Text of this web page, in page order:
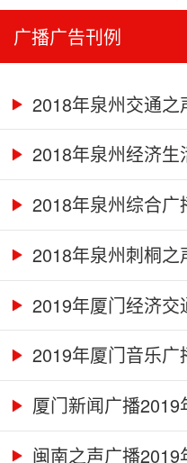
广播广告刊例
2018年泉州交通之
2018年泉州经济生
2018年泉州综合广
2018年泉州刺桐之
2019年厦门经济
2019年厦门音乐广
厦门新闻广播2019
闽南之声广播2019